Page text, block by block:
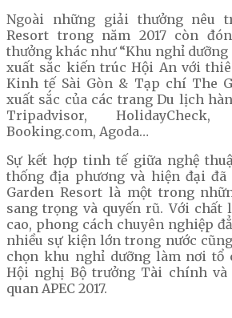
Ngoài những giải thưởng nêu
Resort trong năm 2017 còn
thưởng khác như “Khu nghỉ
xuất sắc kiến trúc Hội An với
Kinh tế Sài Gòn & Tạp chí The
xuất sắc của các trang Du lịch
Tripadvisor,
Booking.com, Agoda…
Sự kết hợp tinh tế giữa nghệ
thống địa phương và hiện đại
Garden Resort là một trong
sang trọng và quyến rũ. Với chất
cao, phong cách chuyên nghiệp
nhiều sự kiện lớn trong nước
chọn khu nghỉ dưỡng làm nơi tổ
Hội nghị Bộ trưởng Tài chính và
quan APEC 2017.